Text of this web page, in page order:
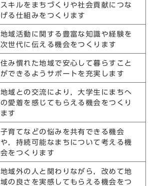
スキルをまちづくりや社会貢献につな
げる仕組みをつくります
地域活動に関する豊富な知識や経験を
次世代に伝える機会をつくります
住み慣れた地域で安心して暮らすこと
ができるようサポートを充実します
地域との交流により，大学生にまちへ
の愛着を感じてもらえる機会をつくり
ます
子育てなどの悩みを共有できる機会
や，持続可能なまちについて考える機
会をつくります
地域外の人と関わりながら，改めて地
域の良さを実感してもらえる機会をつ